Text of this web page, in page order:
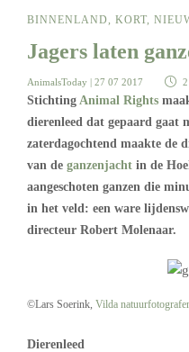
BINNENLAND, KORT,
Jagers laten
AnimalsToday | 27 07 2017
Stichting Animal Rights
dierenleed dat gepaard gaat
zaterdagochtend maakte de
van de ganzenjacht in de
aangeschoten ganzen die
in het veld: een ware
directeur Robert Molenaar.
©Lars Soerink, Vilda
Dierenleed